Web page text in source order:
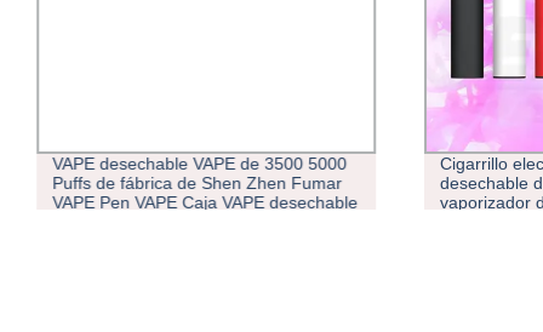
VAPE desechable VAPE de 3500 5000
Puffs de fábrica de Shen Zhen Fumar
VAPE Pen VAPE Caja VAPE desechable
Cigarrillo
desechable
vaporizador